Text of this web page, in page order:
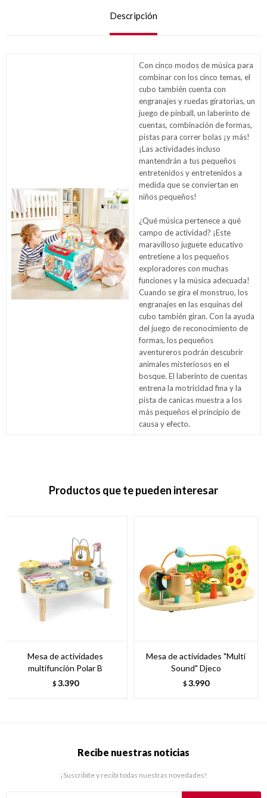
Descripción
Con cinco modos de música para
combinar con los cinco temas, el
cubo también cuenta con
engranajes y ruedas giratorias, un
juego de pinball, un laberinto de
cuentas, combinación de formas,
pistas para correr bolas ¡y más!
¡Las actividades incluso
mantendrán a tus pequeños
entretenidos y entretenidos a
medida que se conviertan en
niños pequeños!
¿Qué música pertenece a qué
campo de actividad? ¡Este
maravilloso juguete educativo
entretiene a los pequeños
exploradores con muchas
funciones y la música adecuada!
Cuando se gira el monstruo, los
engranajes en las esquinas del
cubo también giran. Con la ayuda
del juego de reconocimiento de
formas, los pequeños
aventureros podrán descubrir
animales misteriosos en el
bosque. El laberinto de cuentas
entrena la motricidad fina y la
pista de canicas muestra a los
más pequeños el principio de
causa y efecto.
Productos que te pueden interesar
Mesa de actividades
multifunción Polar B
$ 3.390
Mesa de actividades "Multi
Sound" Djeco
$ 3.990
Recibe nuestras noticias
¡Suscribite y recibí todas nuestras novedades!